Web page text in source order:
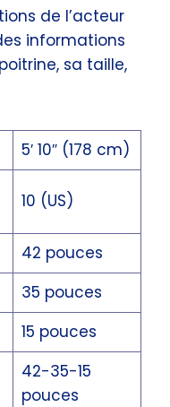
de l’acteur
informations
sa taille,
5′ 10″ (178 cm)
10 (US)
42 pouces
35 pouces
15 pouces
42-35-15
pouces